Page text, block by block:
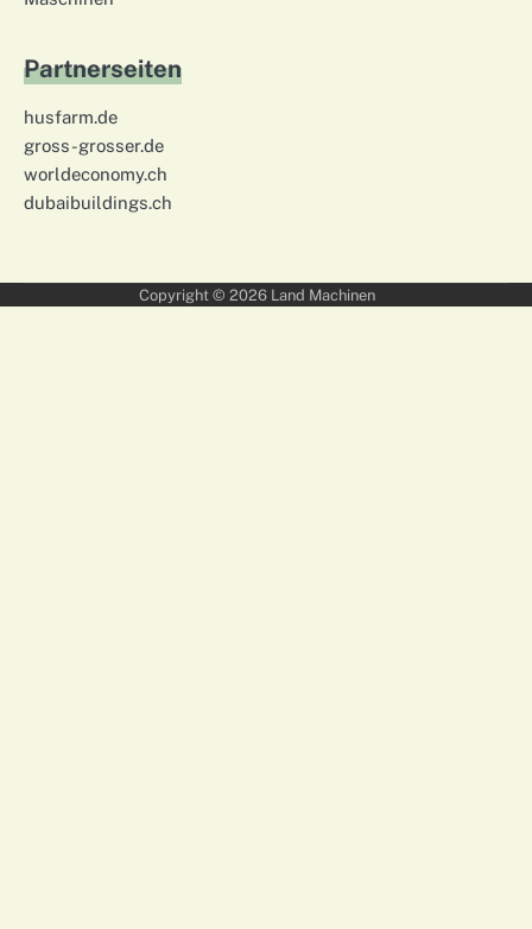
Partnerseiten
husfarm.de
gross-grosser.de
worldeconomy.ch
dubaibuildings.ch
Copyright © 2026 Land Machinen